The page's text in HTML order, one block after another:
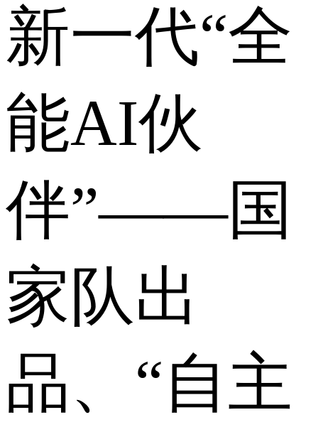
新一代“全
能AI伙
伴”——国
家队出
品、“自主